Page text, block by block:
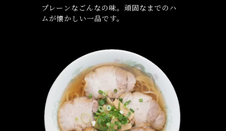
プレーンなごんなの味。頑固なまでのハ
ムが懐かしい一品です。